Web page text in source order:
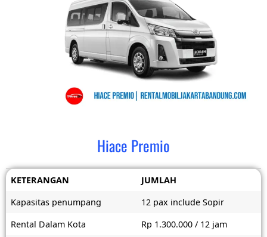
Hiace Premio
KETERANGAN
JUMLAH
Kapasitas penumpang
12 pax include Sopir
Rental Dalam Kota
Rp 1.300.000 / 12 jam